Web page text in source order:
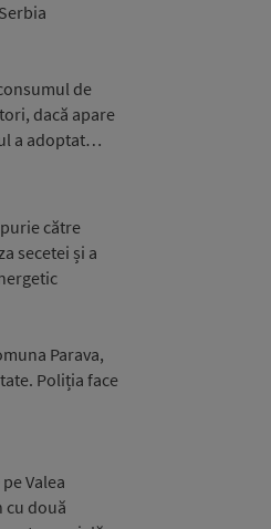
de
dacă apare
a adoptat…
către
secetei și a
Parava,
Poliția face
Valea
cu două